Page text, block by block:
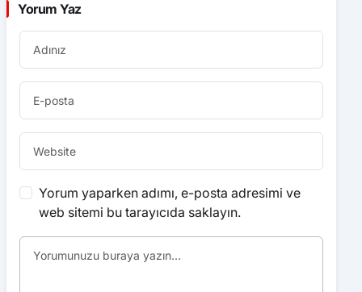
Yorum Yaz
Yorum yaparken adımı, e-posta adresimi ve
web sitemi bu tarayıcıda saklayın.